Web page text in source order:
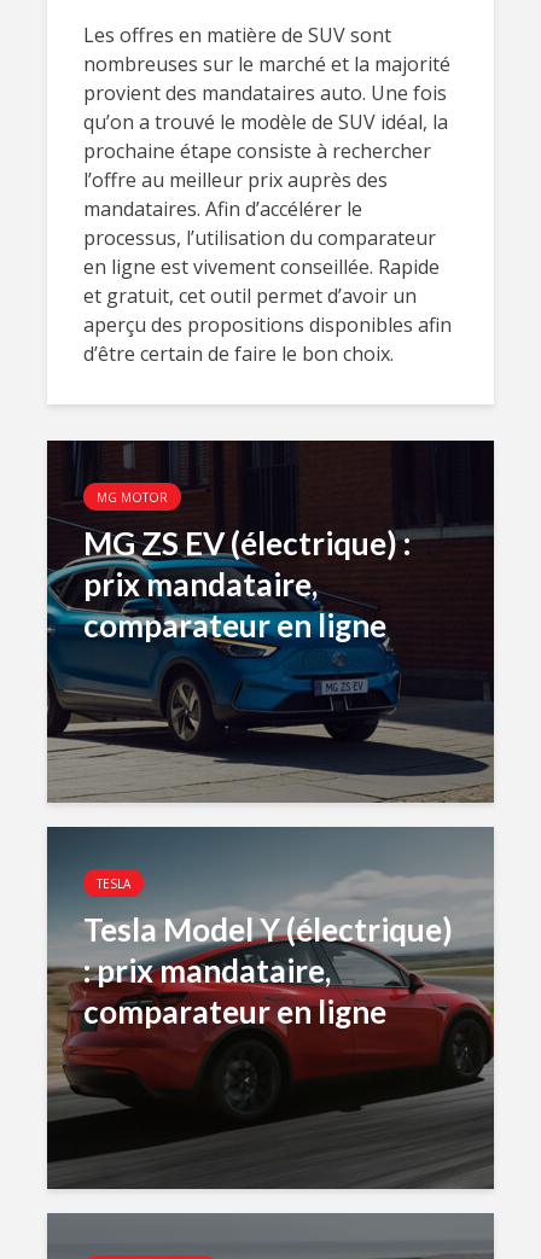
Les offres en matière de SUV sont
nombreuses sur le marché et la majorité
provient des mandataires auto. Une fois
qu’on a trouvé le modèle de SUV idéal, la
prochaine étape consiste à rechercher
l’offre au meilleur prix auprès des
mandataires. Afin d’accélérer le
processus, l’utilisation du comparateur
en ligne est vivement conseillée. Rapide
et gratuit, cet outil permet d’avoir un
aperçu des propositions disponibles afin
d’être certain de faire le bon choix.
MG MOTOR
MG ZS EV (électrique) :
prix mandataire,
comparateur en ligne
TESLA
Tesla Model Y (électrique)
: prix mandataire,
comparateur en ligne